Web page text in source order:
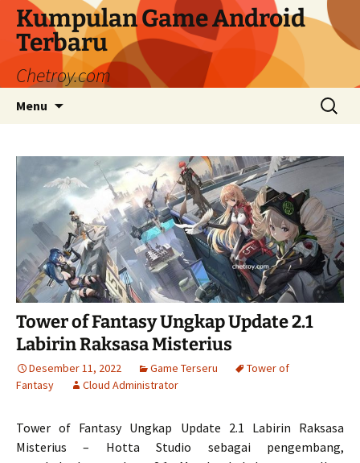
Langsung
Kumpulan Game Android
Terbaru
Chetroy.com
Menu
Cari
untuk:
Tower of Fantasy Ungkap Update 2.1
Labirin Raksasa Misterius
Desember 11, 2022 Game Terseru
Tower of
Fantasy
Cloud Administrator
Tower of Fantasy Ungkap Update 2.1 Labirin Raksasa
Misterius – Hotta Studio sebagai pengembang,